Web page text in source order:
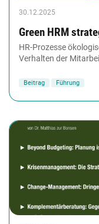
30.12.2025
Green HRM
HR-Prozesse
Verhalten der
Beitrag Führung